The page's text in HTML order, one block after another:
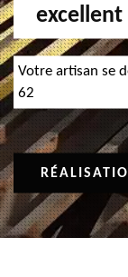
Votre artisan se
62